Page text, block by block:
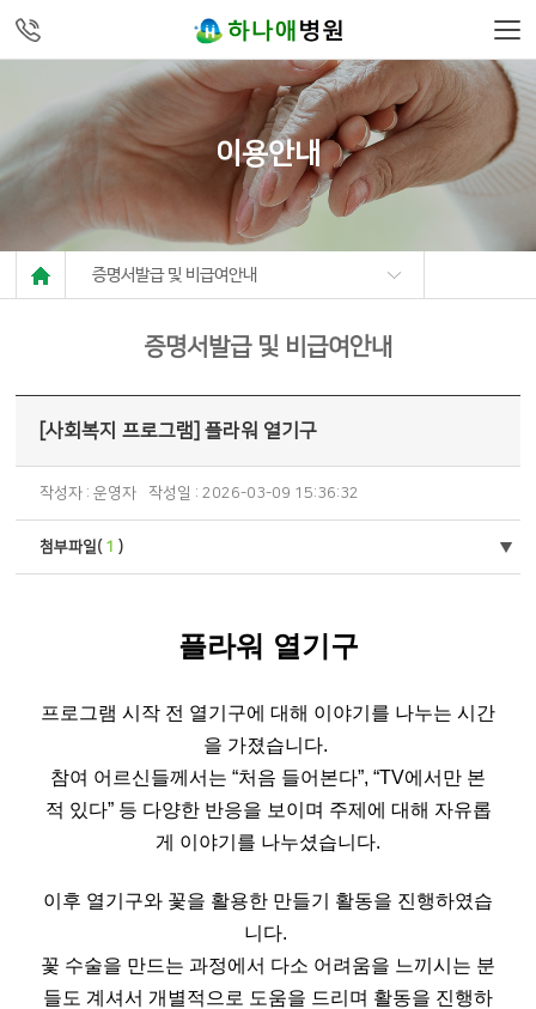
이용안내
증명서발급 및 비급여안내
증명서발급 및 비급여안내
[사회복지 프로그램] 플라워 열기구
작성자 : 운영자 작성일 : 2026-03-09 15:36:32
첨부파일( 1 )
플라워 열기구
프로그램 시작 전 열기구에 대해 이야기를 나누는 시간
을 가졌습니다.
참여 어르신들께서는 “처음 들어본다”, “TV에서만 본
적 있다” 등 다양한 반응을 보이며 주제에 대해 자유롭
게 이야기를 나누셨습니다.
이후 열기구와 꽃을 활용한 만들기 활동을 진행하였습
니다.
꽃 수술을 만드는 과정에서 다소 어려움을 느끼시는 분
들도 계셔서 개별적으로 도움을 드리며 활동을 진행하